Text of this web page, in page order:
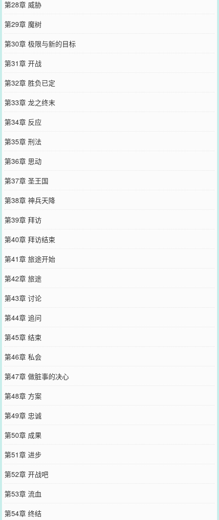
第28章 威胁
第29章 魔树
第30章 极限与新的目标
第31章 开战
第32章 胜负已定
第33章 龙之终末
第34章 反应
第35章 刑法
第36章 思动
第37章 圣王国
第38章 神兵天降
第39章 拜访
第40章 拜访结束
第41章 旅途开始
第42章 旅途
第43章 讨论
第44章 追问
第45章 结束
第46章 私会
第47章 做脏事的决心
第48章 方案
第49章 忠诚
第50章 成果
第51章 进步
第52章 开战吧
第53章 流血
第54章 终结